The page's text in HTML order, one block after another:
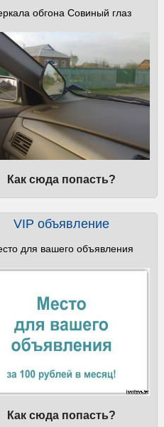
обгона Совиный глаз
Как сюда попасть?
VIP объявление
для вашего объявления
Как сюда попасть?